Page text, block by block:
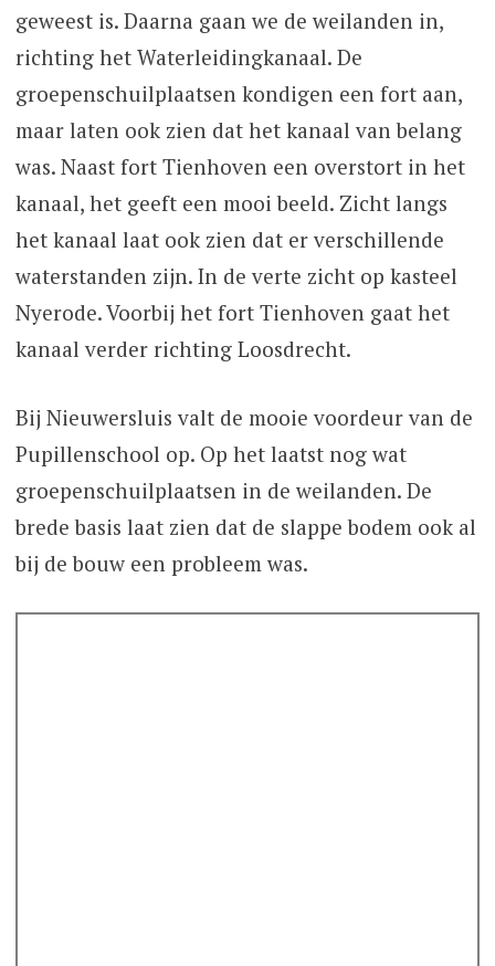
geweest is. Daarna gaan we de weilanden in,
richting het Waterleidingkanaal. De
groepenschuilplaatsen kondigen een fort aan,
maar laten ook zien dat het kanaal van belang
was. Naast fort Tienhoven een overstort in het
kanaal, het geeft een mooi beeld. Zicht langs
het kanaal laat ook zien dat er verschillende
waterstanden zijn. In de verte zicht op kasteel
Nyerode. Voorbij het fort Tienhoven gaat het
kanaal verder richting Loosdrecht.
Bij Nieuwersluis valt de mooie voordeur van de
Pupillenschool op. Op het laatst nog wat
groepenschuilplaatsen in de weilanden. De
brede basis laat zien dat de slappe bodem ook al
bij de bouw een probleem was.